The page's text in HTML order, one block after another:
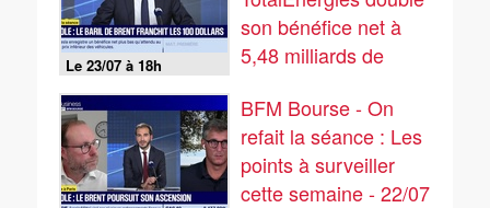
Le 23/07 à 18h
son bénéfice net à
5,48 milliards de
BFM Bourse - On
refait la séance : Les
points à surveiller
cette semaine - 22/07